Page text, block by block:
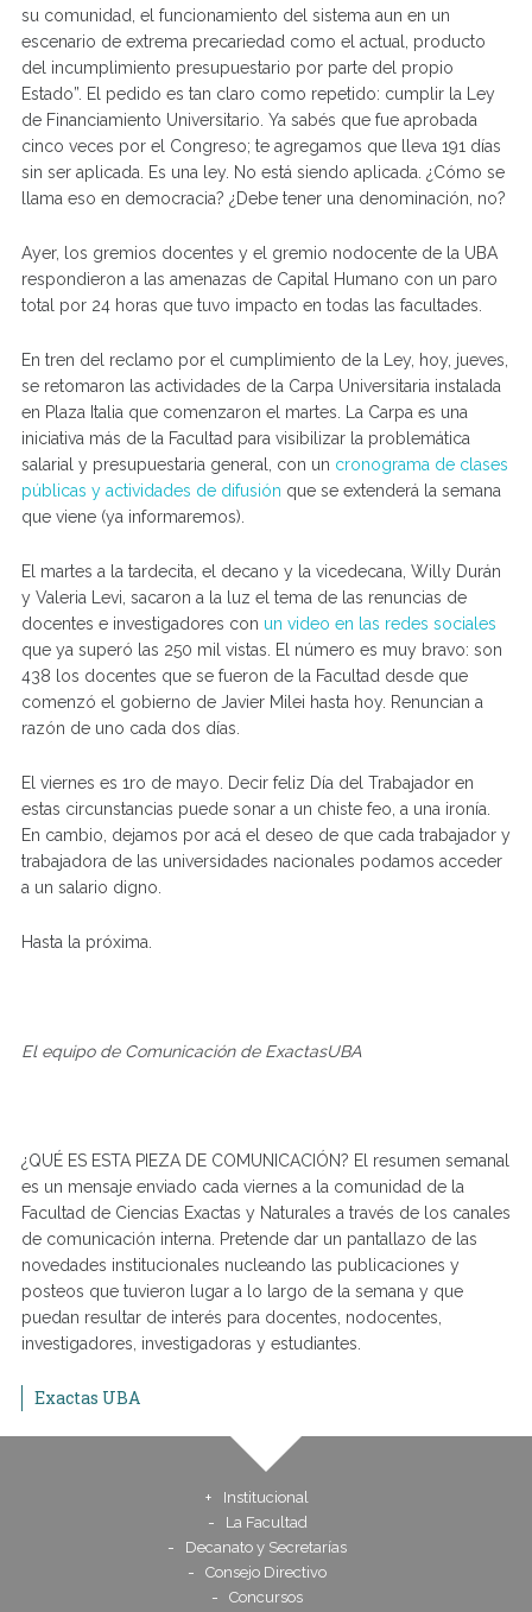
su comunidad, el funcionamiento del sistema aun en un
escenario de extrema precariedad como el actual, producto
del incumplimiento presupuestario por parte del propio
Estado”. El pedido es tan claro como repetido: cumplir la Ley
de Financiamiento Universitario. Ya sabés que fue aprobada
cinco veces por el Congreso; te agregamos que lleva 191 días
sin ser aplicada. Es una ley. No está siendo aplicada. ¿Cómo se
llama eso en democracia? ¿Debe tener una denominación, no?
Ayer, los gremios docentes y el gremio nodocente de la UBA
respondieron a las amenazas de Capital Humano con un paro
total por 24 horas que tuvo impacto en todas las facultades.
En tren del reclamo por el cumplimiento de la Ley, hoy, jueves,
se retomaron las actividades de la Carpa Universitaria instalada
en Plaza Italia que comenzaron el martes. La Carpa es una
iniciativa más de la Facultad para visibilizar la problemática
salarial y presupuestaria general, con un cronograma de clases
públicas y actividades de difusión que se extenderá la semana
que viene (ya informaremos).
El martes a la tardecita, el decano y la vicedecana, Willy Durán
y Valeria Levi, sacaron a la luz el tema de las renuncias de
docentes e investigadores con un video en las redes sociales
que ya superó las 250 mil vistas. El número es muy bravo: son
438 los docentes que se fueron de la Facultad desde que
comenzó el gobierno de Javier Milei hasta hoy. Renuncian a
razón de uno cada dos días.
El viernes es 1ro de mayo. Decir feliz Día del Trabajador en
estas circunstancias puede sonar a un chiste feo, a una ironía.
En cambio, dejamos por acá el deseo de que cada trabajador y
trabajadora de las universidades nacionales podamos acceder
a un salario digno.
Hasta la próxima.
El equipo de Comunicación de ExactasUBA
¿QUÉ ES ESTA PIEZA DE COMUNICACIÓN? El resumen semanal
es un mensaje enviado cada viernes a la comunidad de la
Facultad de Ciencias Exactas y Naturales a través de los canales
de comunicación interna. Pretende dar un pantallazo de las
novedades institucionales nucleando las publicaciones y
posteos que tuvieron lugar a lo largo de la semana y que
puedan resultar de interés para docentes, nodocentes,
investigadores, investigadoras y estudiantes.
Exactas UBA
Institucional
La Facultad
Decanato y Secretarías
Consejo Directivo
Concursos